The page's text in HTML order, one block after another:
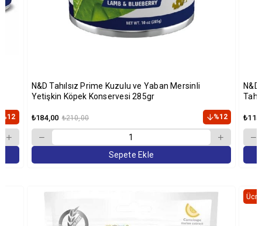
%12
N&D Tahılsız Prime Kuzulu ve Yaban Mersinli
Yetişkin Köpek Konservesi 285gr
₺184,00 ₺210,00 %12
Sepete Ekle